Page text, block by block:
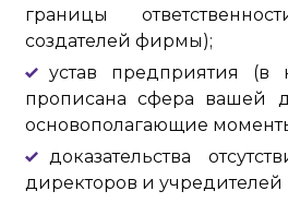
границы
создателей фирмы);
устав предприятия
прописана сфера вашей
основополагающие
доказательства
директоров и